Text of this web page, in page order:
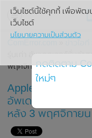
รุ่นเก่า อัพเดทเวอร์ชั่นล่
พฤศจิกายน 2562
Apple เตือนผู้ใช้
อัพเดทเวอร์ชั่นล่า
หลัง 3 พฤศจิกายน
เว็บไซต์นี้ใช้คุกกี้ เพื่อพัฒ
เว็บไซต์
นโยบายความเป็นส่วนตัว
กดติดตาม
ใหม่ๆ